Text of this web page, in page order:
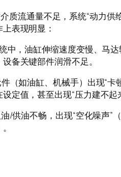
质流通量不足，系统“动力
表现明显：
中，油缸伸缩速度变慢、马
备关键部件润滑不足。
（如油缸、机械手）出现“卡
定值，甚至出现“压力建不起
/供油不畅，出现“空化噪声”